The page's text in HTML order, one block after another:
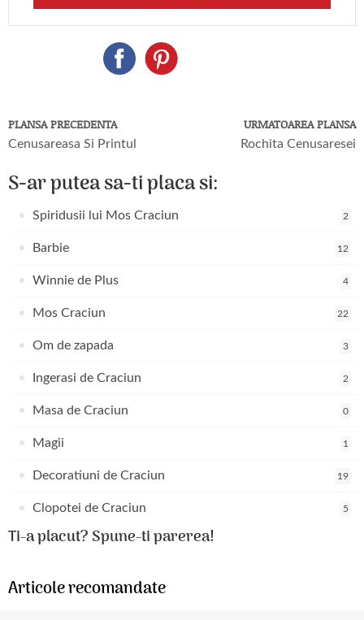
PLANSA PRECEDENTA
Cenusareasa Si Printul
URMATOAREA PLANSA
Rochita Cenusaresei
S-ar putea sa-ti placa si:
Spiridusii lui Mos Craciun 2
Barbie 12
Winnie de Plus 4
Mos Craciun 22
Om de zapada 3
Ingerasi de Craciun 2
Masa de Craciun 0
Magii 1
Decoratiuni de Craciun 19
Clopotei de Craciun 5
Ti-a placut? Spune-ti parerea!
Articole recomandate